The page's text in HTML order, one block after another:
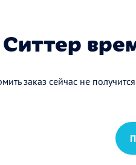
Ситтер
заказ сейчас не